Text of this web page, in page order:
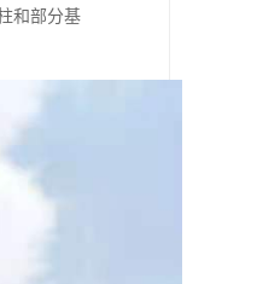
和部分基